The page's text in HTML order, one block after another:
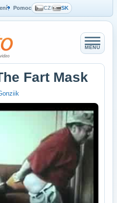
Pomoc CZ/ SK
MENU
Fart Mask